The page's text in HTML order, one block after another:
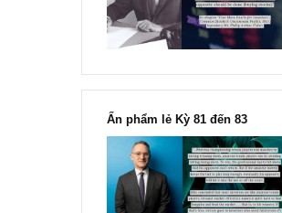
chỉ vì chiến tranh”, ngài
Fisher